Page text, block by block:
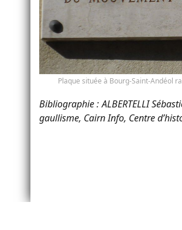
Plaque située à Bourg-Saint-Andéol
Bibliographie : ALBERTELLI
gaullisme, Cairn Info, Centre